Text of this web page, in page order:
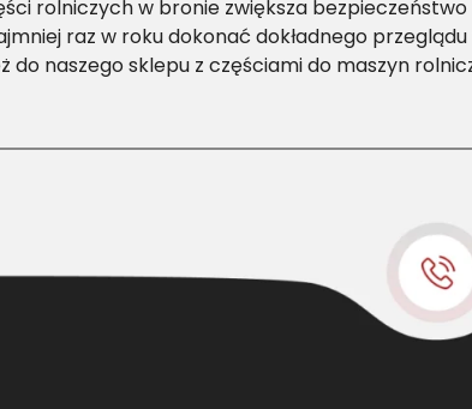
rolniczych w bronie zwiększa
raz w roku dokonać dokładnego
do naszego sklepu z częściami do maszyn